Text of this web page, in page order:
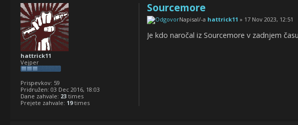
Sourcemore
Napisal/-a hattrick11 » 17 Nov 2023, 12:51
Je kdo naročal iz Sourcemore v zadnjem
hattrick11
Vejper
Prispevkov: 59
Pridružen: 03 Dec 2016, 18:03
Dane zahvale: 23 times
Prejete zahvale: 19times